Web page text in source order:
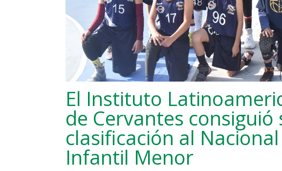
El Instituto
de Cervantes consiguió
clasificación al
Infantil Menor